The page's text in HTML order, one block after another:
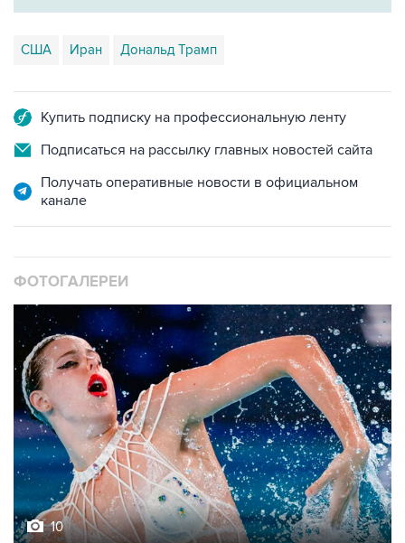
США Иран Дональд Трамп
Купить подписку на профессиональную ленту
Подписаться на рассылку главных новостей сайта
Получать оперативные новости в официальном
канале
ФОТОГАЛЕРЕИ
10